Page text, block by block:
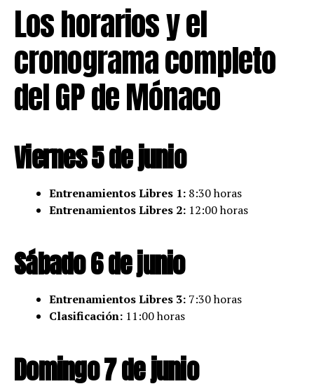
Los horarios y el
cronograma completo
del GP de Mónaco
Viernes 5 de junio
Entrenamientos Libres 1: 8:30 horas
Entrenamientos Libres 2: 12:00 horas
Sábado 6 de junio
Entrenamientos Libres 3: 7:30 horas
Clasificación: 11:00 horas
Domingo 7 de junio